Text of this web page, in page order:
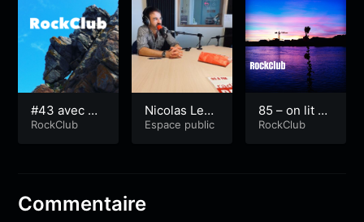
#43 avec An
aëlle Le Blév
RockClub
Nicolas Lege
ndre : Silenc
Espace public
85 – on lit de
s livres, on é
RockClub
Commentaire